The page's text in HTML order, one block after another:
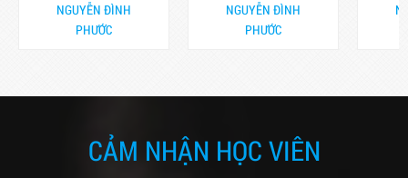
NGUYỄN ĐÌNH
PHƯỚC
NGUYỄN ĐÌNH
PHƯỚC
CẢM NHẬN HỌC VIÊN